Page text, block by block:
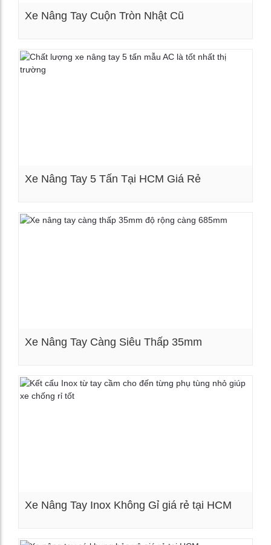
Xe Nâng Tay Cuộn Tròn Nhật Cũ
Xe Nâng Tay 5 Tấn Tại HCM Giá Rẻ
Xe Nâng Tay Càng Siêu Thấp 35mm
Xe Nâng Tay Inox Không Gỉ giá rẻ tại HCM